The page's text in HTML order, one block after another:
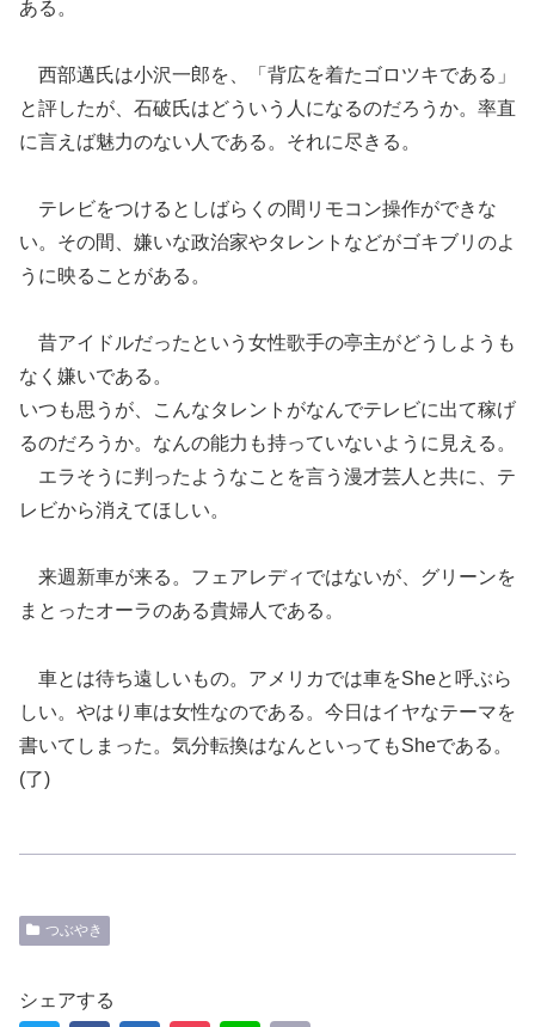
ある。
西部邁氏は小沢一郎を
「背広を着たゴロツキである」
と評したが、石破氏はどういう人になるのだろうか。率直
に言えば魅力のない人である。それに尽きる。
テレビをつけるとしばらくの間リモコン操作ができな
い。その間、嫌いな政治家やタレントなどがゴキブリのよ
うに映ることがある。
昔アイドルだったという女性歌手の亭主がどうしようも
なく嫌いである 。
いつも思うが、こんなタレントがなんでテレビに出て稼げ
るのだろうか。なんの能力も持っていないように見える。
エラそうに判ったようなことを言う漫才芸人と共に、テ
レビから消えてほしい。
来週新車が来る。 フェアレディではないが 、グリーンを
まとったオーラのある貴婦人である。
車とは待ち遠しいもの。アメリカでは車をSheと呼ぶら
しい。やはり車は女性なのである。今日はイヤなテーマを
書いてしまった。気分転換はなんといってもSheである。
(了)
つぶやき
シェアする